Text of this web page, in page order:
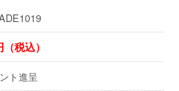
税込）
ト進呈